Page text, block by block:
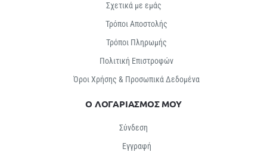
Σχετικά με εμάς
Τρόποι Αποστολής
Τρόποι Πληρωμής
Πολιτική Επιστροφών
Όροι Χρήσης & Προσωπικά Δεδομένα
Ο ΛΟΓΑΡΙΑΣΜΟΣ ΜΟΥ
Σύνδεση
Εγγραφή